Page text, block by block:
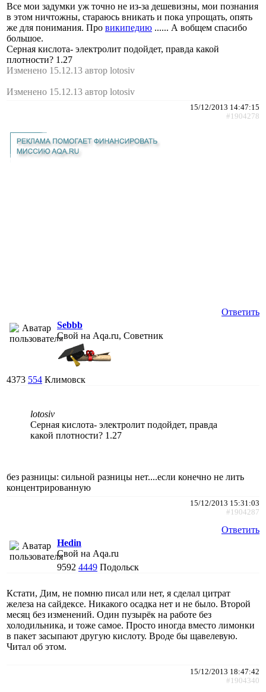
Все мои задумки уж точно не из-за дешевизны, мои познания
в этом ничтожны, стараюсь вникать и пока упрощать, опять
же для понимания. Про википедию ...... А вобщем спасибо
большое.
Серная кислота- электролит подойдет, правда какой
плотности? 1.27
Изменено 15.12.13 автор lotosiv
Изменено 15.12.13 автор lotosiv
15/12/2013 14:47:15
#1904278
Ответить
Sebbb
Свой на Aqa.ru, Советник
4373 554 Климовск
lotosiv
Серная кислота- электролит подойдет, правда
какой плотности? 1.27
без разницы: сильной разницы нет....если конечно не лить
концентрированную
15/12/2013 15:31:03
#1904287
Ответить
Hedin
Свой на Aqa.ru
9592 4449 Подольск
Кстати, Дим, не помню писал или нет, я сделал цитрат
железа на сайдексе. Никакого осадка нет и не было. Второй
месяц без изменений. Один пузырёк на работе без
холодильника, и тоже самое. Просто иногда вместо лимонки
в пакет засыпают другую кислоту. Вроде бы щавелевую.
Читал об этом.
15/12/2013 18:47:42
#1904340